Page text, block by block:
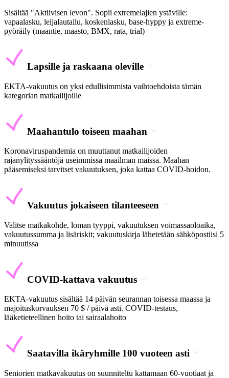
Sisältää "Aktiivisen levon". Sopii extremelajien ystäville:
vapaalasku, leijalautailu, koskenlasku, base-hyppy ja extreme-
pyöräily (maantie, maasto, BMX, rata, trial)
Lapsille ja raskaana oleville
EKTA-vakuutus on yksi edullisimmista vaihtoehdoista tämän
kategorian matkailijoille
Maahantulo toiseen maahan
Koronaviruspandemia on muuttanut matkailijoiden
rajanylityssääntöjä useimmissa maailman maissa. Maahan
pääsemiseksi tarvitset vakuutuksen, joka kattaa COVID-hoidon.
Vakuutus jokaiseen tilanteeseen
Valitse matkakohde, loman tyyppi, vakuutuksen voimassaoloaika,
vakuutussumma ja lisäriskit; vakuutuskirja lähetetään sähköpostiisi 5
minuutissa
COVID-kattava vakuutus
EKTA-vakuutus sisältää 14 päivän seurannan toisessa maassa ja
majoituskorvauksen 70 $ / päivä asti. COVID-testaus,
lääketieteellinen hoito tai sairaalahoito
Saatavilla ikäryhmille 100 vuoteen asti
Seniorien matkavakuutus on suunniteltu kattamaan 60-vuotiaat ja